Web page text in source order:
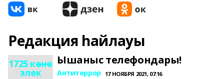
Редакция һайлауы
1725 көнө
элек
Ышаныс телефондары!
Антитеррор 17 НОЯБРЯ 2021, 07:16